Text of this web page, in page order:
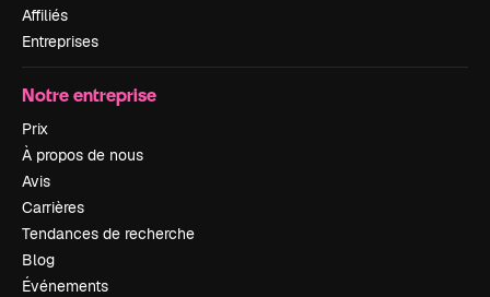
Affiliés
Entreprises
Notre entreprise
Prix
À propos de nous
Avis
Carrières
Tendances de recherche
Blog
Événements